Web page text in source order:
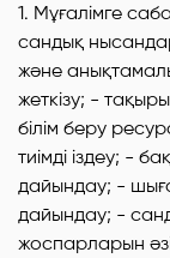
1. Мұғалімге
сандық
және
жеткізу; -
білім беру
тиімді іздеу; -
дайындау; -
дайындау; -
жоспарларын